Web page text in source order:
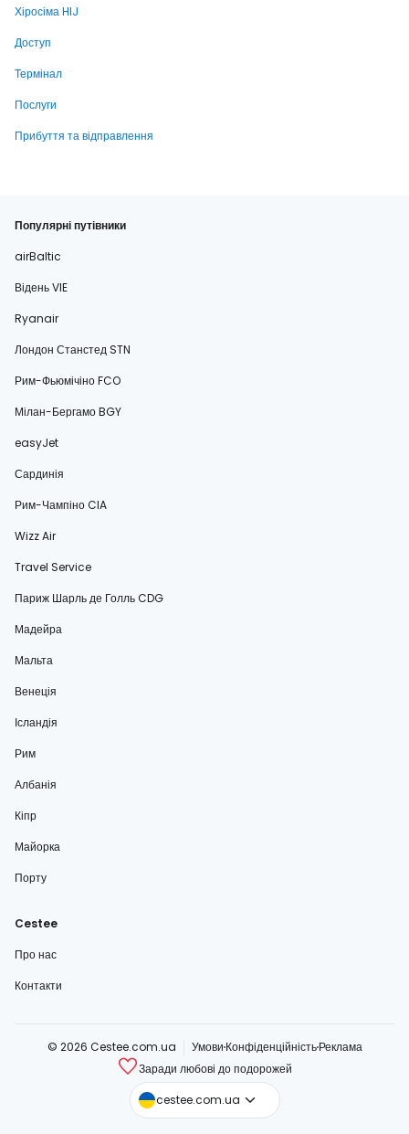
Хіросіма HIJ
Доступ
Термінал
Послуги
Прибуття та відправлення
Популярні путівники
airBaltic
Відень VIE
Ryanair
Лондон Станстед STN
Рим-Фьюмічіно FCO
Мілан-Бергамо BGY
easyJet
Сардинія
Рим-Чампіно CIA
Wizz Air
Travel Service
Париж Шарль де Голль CDG
Мадейра
Мальта
Венеція
Ісландія
Рим
Албанія
Кіпр
Майорка
Порту
Cestee
Про нас
Контакти
© 2026 Cestee.com.ua УмовиКонфіденційністьРеклама
Заради любові до подорожей
cestee.com.ua
cestee.com
cestee.sk